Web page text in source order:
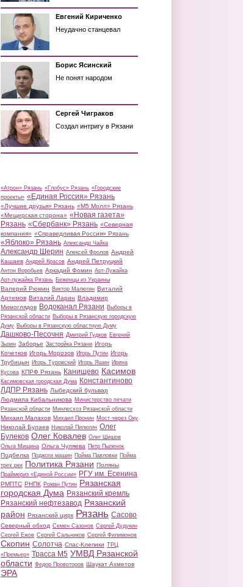
Евгений Кириченко
Неудачно станцевал
Борис Ясинский
Не понят народом
Сергей Чиграков
Создал интригу в Рязани
«Атрон» Рязань «Глобус» Рязань «Городские
проекты» «Единая Россия» Рязань
«Лучшие друзья» Рязань «М5 Молл» Рязань
«Мещерская сторона» «Новая газета»
Рязань «Сбербанк» Рязань «Северная
компания» «Справедливая Россия» Рязань
«Яблоко» Рязань Александр Чайка
Александр Шерин Алексей Фролов Андрей
Кашаев Андрей Красов Андрей Петруцкий
Антон Воробьев Аркадий Фомин Арт-Лужайка
Арт-лужайка Рязань Беженцы из Украины
Валерий Рюмин Виктор Малюгин Виталий
Артемов Виталий Ларин Владимир
Мимоглядов Водоканал Рязани Выборы в
Рязанской области Выборы в Рязанскую городскую
Думу Выборы в Рязанскую областную Думу
Дашково-Песочня Дмитрий Гудков Евгений
Зызин Заборье Застройка Рязани Игорь
Кочетков Игорь Морозов Игорь Путин Игорь
Трубицын Игорь Туровский Игорь Яшин Ирина
Кусова КПРФ Рязань Канищево Касимов
Касимовская городская Дума Константиново
ЛДПР Рязань Лыбедский бульвар
Людмила Кибальникова Министерство печати
Рязанской области Минлесхоз Рязанской области
Михаил Малахов Михаил Пронин Мост через Оку
Николай Булаев Николай Пилюгин Олег
Булеков Олег Ковалев Олег Шишов
Ольга Мишина Ольга Чуляева Петр Пыленок
Подбелка Поджоги машин Пойма Павловки Пойма
трех рек Политика Рязани Поляны
Праймериз «Единой России» РГУ им. Есенина
РМПТС РНПК Роман Путин Рязанская
городская Дума Рязанский кремль
Рязанский нефтезавод Рязанский
район Рязанский цирк Рязань Сасово
Северный обход Семен Сазонов Сергей Дудукин
Сергей Ежов Сергей Сальников Сергей Филимонов
Скопин Солотча Спас-Клепики ТРЦ
«Премьер» Трасса М5 УМВД Рязанской
области Федор Провоторов Шаукат Ахметов
ЭРА